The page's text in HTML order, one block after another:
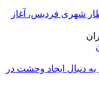
شهری فردیس، آغاز
دنبال ایجاد وحشت در